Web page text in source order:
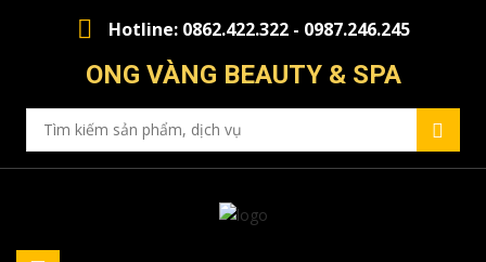
Hotline: 0862.422.322 - 0987.246.245
ONG VÀNG BEAUTY & SPA